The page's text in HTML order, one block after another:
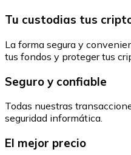
Tu custodias tus
La forma segura y
tus fondos y proteger tus
Seguro y confiable
Todas nuestras
seguridad informática.
El mejor precio